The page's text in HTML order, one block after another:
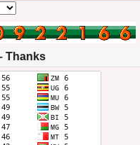
Thanks